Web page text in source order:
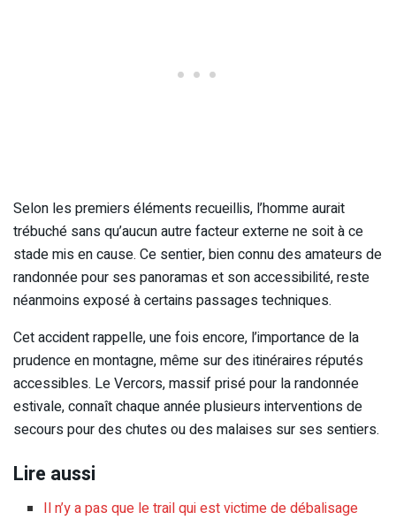
Selon les premiers éléments recueillis, l’homme aurait
trébuché sans qu’aucun autre facteur externe ne soit à ce
stade mis en cause. Ce sentier, bien connu des amateurs de
randonnée pour ses panoramas et son accessibilité, reste
néanmoins exposé à certains passages techniques.
Cet accident rappelle, une fois encore, l’importance de la
prudence en montagne, même sur des itinéraires réputés
accessibles. Le Vercors, massif prisé pour la randonnée
estivale, connaît chaque année plusieurs interventions de
secours pour des chutes ou des malaises sur ses sentiers.
Lire aussi
Il n’y a pas que le trail qui est victime de débalisage